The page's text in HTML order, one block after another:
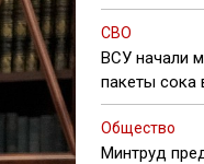
СВО
ВСУ начали
пакеты сока
Общество
Минтруд